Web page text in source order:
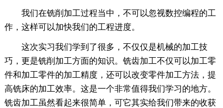
我们在铣削加工过程当中，不可以忽视数控编程的工
作，这样可以加快我们的工程进度。
这次实习我们学到了很多，不仅仅是机械的加工技
巧，更是铣削加工方面的知识。铣齿加工不仅可以加工零
件和加工零件的加工精度，还可以改变零件加工方法，提
高铣床的加工效率。这是一个非常值得我们学习的地方。
铣齿加工虽然看起来很简单，可它其实给我们带来的收获